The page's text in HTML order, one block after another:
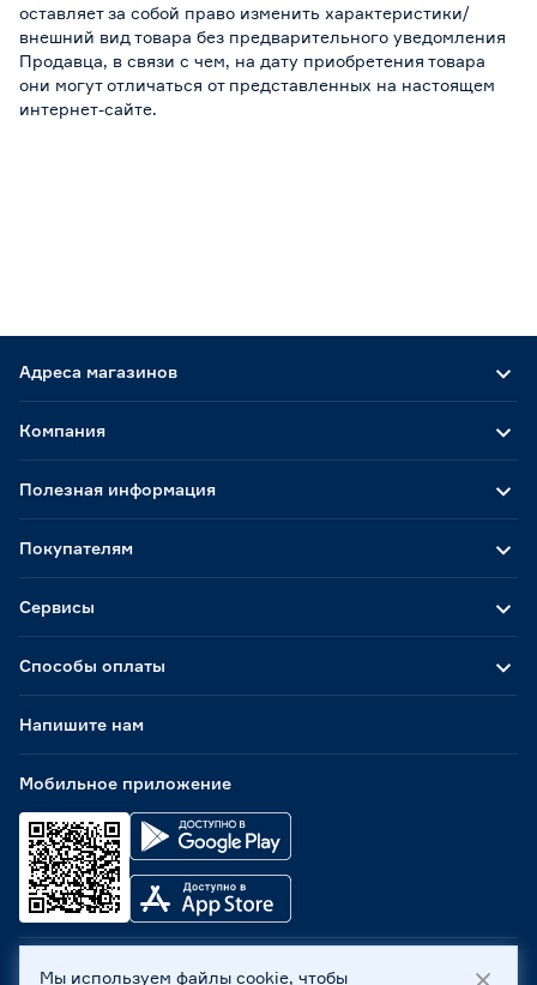
оставляет за собой право изменить характеристики/
внешний вид товара без предварительного уведомления
Продавца, в связи с чем, на дату приобретения товара
они могут отличаться от представленных на настоящем
интернет-сайте.
Адреса магазинов
Способы оплаты
Мобильное приложение
Компания
Полезная информация
Покупателям
Сервисы
Напишите нам
ООО «Бауцентр Рус» 2004 -2026, 236029, г. Калининград,
Мы используем файлы cookie, чтобы